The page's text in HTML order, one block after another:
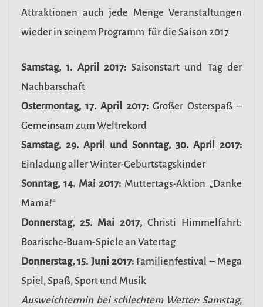
Attraktionen auch jede Menge Veranstaltungen
wieder in seinem Programm für die Saison 2017
Samstag, 1. April 2017:Saisonstart und Tag der
Nachbarschaft
Ostermontag, 17. April 2017: Großer Osterspaß –
Gemeinsam zum Weltrekord
Samstag, 29. April und Sonntag, 30. April 2017:
Einladung aller Winter-Geburtstagskinder
Sonntag, 14. Mai 2017: Muttertags-Aktion „Danke
Mama!“
Donnerstag, 25. Mai 2017, Christi Himmelfahrt:
Boarische-Buam-Spiele an Vatertag
Donnerstag, 15. Juni 2017: Familienfestival – Mega
Spiel, Spaß, Sport und Musik
Ausweichtermin bei schlechtem Wetter: Samstag,